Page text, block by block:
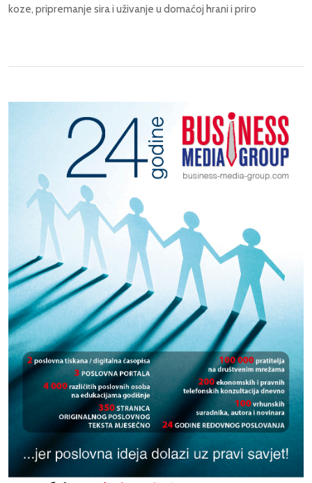
koze, pripremanje sira i uživanje u domaćoj hrani i priro